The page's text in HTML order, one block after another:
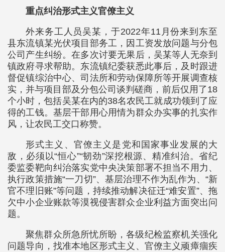
重点纠治形式主义官僚主义
外来务工人员吴某，于2022年11月份来到东至
县东流镇某光伏项目部务工，因工资发放问题与分包
公司产生纠纷。在多次讨要无果后，吴某等人无奈到
镇政府寻求帮助。东流镇纪委获悉此事后，及时跟进
督促镇综治中心、司法所和劳动保障所等开展调查核
实，并与项目部及分包公司谈判磋商，前后仅用了18
个小时，包括吴某在内的38名农民工就成功领到了应
得的工钱。基层干部用心用情为群众办实事的扎实作
风，让农民工交口称赞。
形式主义、官僚主义是党和国家事业发展的大
敌，必须以“恒心”“韧劲”深挖根源、精准纠治。省纪
委监委靶向纠治落实党中央决策部署不担当不用力、
执行政策措施“一刀切”、基层治理不作为乱作为、“新
官不理旧账”等问题，持续推动解决征迁“难安置”、拖
欠中小企业账款等漠视侵害群众企业利益方面突出问
题。
聚焦群众所急所忧所盼，各级纪检监察机关强化
问题导向，找准本地区形式主义、官僚主义顽瘴痼疾